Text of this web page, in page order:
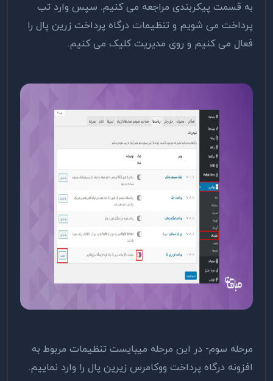
به قسمت پیکربندی مراجعه می کنیم. سپس وارد تب
پرداخت می شویم و تنظیمات درگاه پرداخت زرین پال را
فعال می کنیم و روی مدیریت کلیک می کنیم.
مرحله سوم- در این مرحله میبایست تنظیمات مربوط به
افزونه درگاه پرداخت ووکامرس زیرین ‌پال را وارد نماییم.